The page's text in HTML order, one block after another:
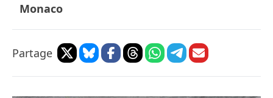
Monaco
Partage